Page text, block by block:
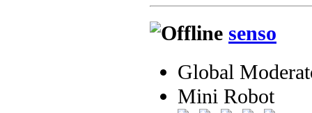
senso
Global
Mini Robot